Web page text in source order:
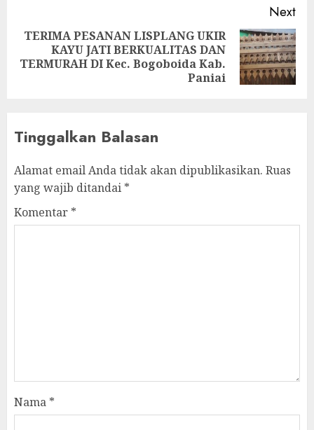
Next
TERIMA PESANAN LISPLANG UKIR
KAYU JATI BERKUALITAS DAN
TERMURAH DI Kec. Bogoboida Kab.
Paniai
Tinggalkan Balasan
Alamat email Anda tidak akan dipublikasikan. Ruas
yang wajib ditandai *
Komentar *
Nama *